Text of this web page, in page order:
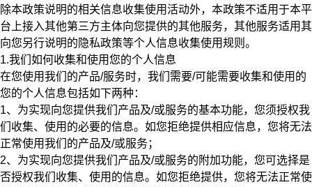
除本政策说明的相关信息收集使用活动外，本政策不适用于本平
台上接入其他第三方主体向您提供的其他服务，其他服务适用其
向您另行说明的隐私政策等个人信息收集使用规则。
1.我们如何收集和使用您的个人信息
在您使用我们的产品/服务时，我们需要/可能需要收集和使用的
您的个人信息包括如下两种：
1、为实现向您提供我们产品及/或服务的基本功能，您须授权我
们收集、使用的必要的信息。如您拒绝提供相应信息，您将无法
正常使用我们的产品及/或服务；
2、为实现向您提供我们产品及/或服务的附加功能，您可选择是
否授权我们收集、使用的信息。如您拒绝提供，您将无法正常使